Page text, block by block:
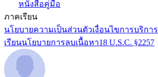
หนังสือคู่มือ
ภาคเรียน
นโยบายความเป็นส่วนตัวเงื่อนไขการบริการ
เรียนนโยบายการลบเนื้อหา18 U.S.C. §2257